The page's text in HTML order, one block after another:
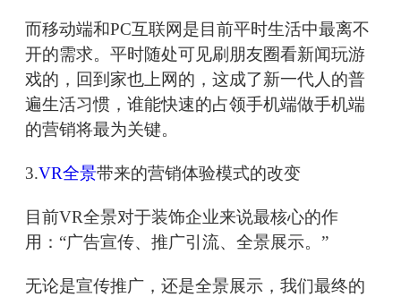
而移动端和PC互联网是目前平时生活中最离不
开的需求。平时随处可见刷朋友圈看新闻玩游
戏的，回到家也上网的，这成了新一代人的普
遍生活习惯，谁能快速的占领手机端做手机端
的营销将最为关键。
3.VR全景带来的营销体验模式的改变
目前VR全景对于装饰企业来说最核心的作
用：“广告宣传、推广引流、全景展示。”
无论是宣传推广，还是全景展示，我们最终的